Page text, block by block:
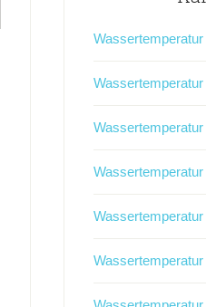
Wassertemperatur